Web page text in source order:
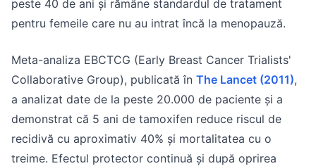
peste 40 de ani și rămâne standardul de tratament
pentru femeile care nu au intrat încă la menopauză.
Meta-analiza EBCTCG (Early Breast Cancer Trialists'
Collaborative Group), publicată în The Lancet (2011),
a analizat date de la peste 20.000 de paciente și a
demonstrat că 5 ani de tamoxifen reduce riscul de
recidivă cu aproximativ 40% și mortalitatea cu o
treime. Efectul protector continuă și după oprirea